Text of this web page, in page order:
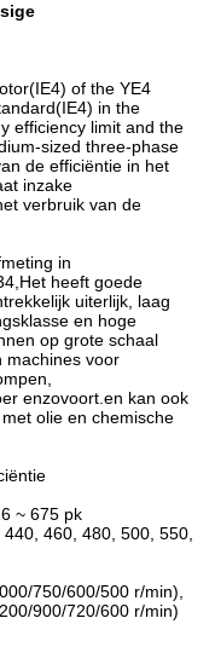
of the YE4
in the
efficiency limit and the
sized three-phase
de efficiëntie in het
inzake
verbruik van de
in
heeft goede
uiterlijk, laag
en hoge
op grote schaal
machines voor
enzovoort.en kan ook
olie en chemische
~ 675 pk
460, 480, 500, 550,
750/600/500 r/min),
900/720/600 r/min)